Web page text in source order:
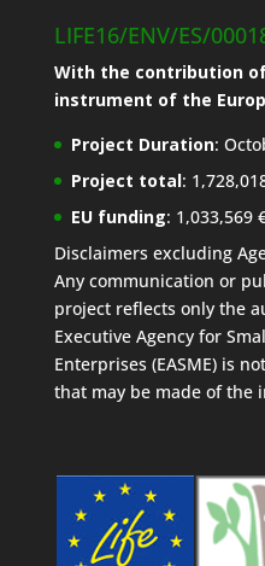
LIFE16/ENV/ES/
With the contribution
instrument of the
Project Duration:
Project total:
EU funding: 1,033,569
Disclaimers excluding
Any communication or
project reflects only the
Executive Agency for
Enterprises (EASME) is
that may be made of the